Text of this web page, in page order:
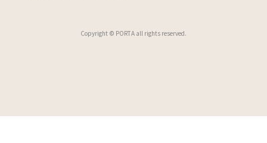
Copyright © PORTA all rights reserved.